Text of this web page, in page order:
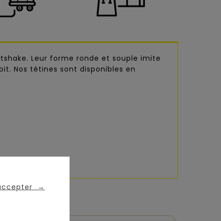
→
Leur forme ronde et souple imite
Nos tétines sont disponibles en